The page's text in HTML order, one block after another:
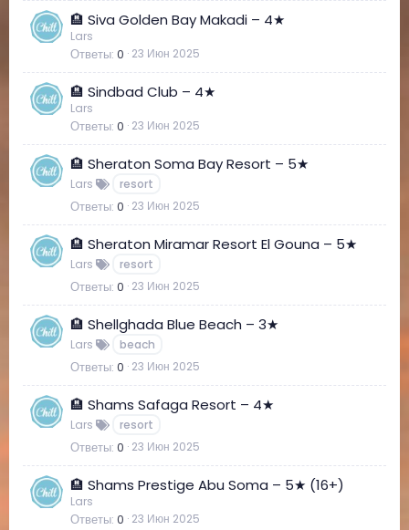
🏨 Siva Golden Bay Makadi – 4★
Lars
Ответы 0 23 Июн 2025
🏨 Sindbad Club – 4★
Lars
Ответы 0 23 Июн 2025
🏨 Sheraton Soma Bay Resort – 5★
Lars resort
Ответы 0 23 Июн 2025
🏨 Sheraton Miramar Resort El Gouna – 5★
Lars resort
Ответы 0 23 Июн 2025
🏨 Shellghada Blue Beach – 3★
Lars beach
Ответы 0 23 Июн 2025
🏨 Shams Safaga Resort – 4★
Lars resort
Ответы 0 23 Июн 2025
🏨 Shams Prestige Abu Soma – 5★ (16+)
Lars
Ответы 0 23 Июн 2025